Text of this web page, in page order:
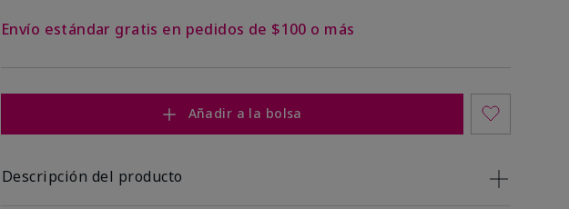
Envío estándar gratis en pedidos de $100 o más
Añadir a la bolsa
Descripción del producto